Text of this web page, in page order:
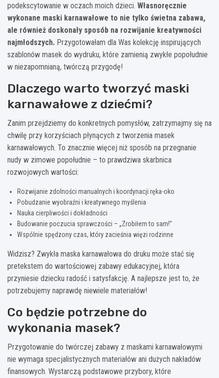
podekscytowanie w oczach moich dzieci. Własnoręcznie
wykonane maski karnawałowe to nie tylko świetna zabawa,
ale również doskonały sposób na rozwijanie kreatywności
najmłodszych. Przygotowałam dla Was kolekcję inspirujących
szablonów masek do wydruku, które zamienią zwykłe popołudnie
w niezapomnianą, twórczą przygodę!
Dlaczego warto tworzyć maski
karnawałowe z dziećmi?
Zanim przejdziemy do konkretnych pomysłów, zatrzymajmy się na
chwilę przy korzyściach płynących z tworzenia masek
karnawałowych. To znacznie więcej niż sposób na przegnanie
nudy w zimowe popołudnie – to prawdziwa skarbnica
rozwojowych wartości:
Rozwijanie zdolności manualnych i koordynacji ręka-oko
Pobudzanie wyobraźni i kreatywnego myślenia
Nauka cierpliwości i dokładności
Budowanie poczucia sprawczości – „Zrobiłem to sam!”
Wspólnie spędzony czas, który zacieśnia więzi rodzinne
Widzisz? Zwykła maska karnawałowa do druku może stać się
pretekstem do wartościowej zabawy edukacyjnej, która
przyniesie dziecku radość i satysfakcję. A najlepsze jest to, że
potrzebujemy naprawdę niewiele materiałów!
Co będzie potrzebne do
wykonania masek?
Przygotowanie do twórczej zabawy z maskami karnawałowymi
nie wymaga specjalistycznych materiałów ani dużych nakładów
finansowych. Wystarczą podstawowe przybory, które